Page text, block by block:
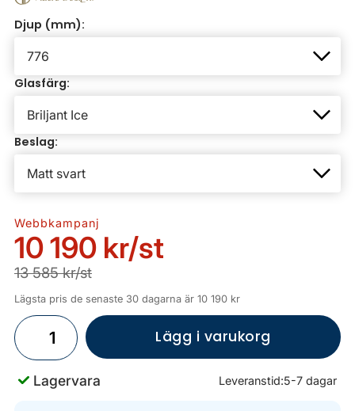
Djup (mm):
Glasfärg:
Beslag:
Webbkampanj
10 190 kr/st
13 585 kr/st
Lägsta pris de senaste 30 dagarna är 10 190 kr
Lägg i varukorg
Lagervara Leveranstid:5-7 dagar